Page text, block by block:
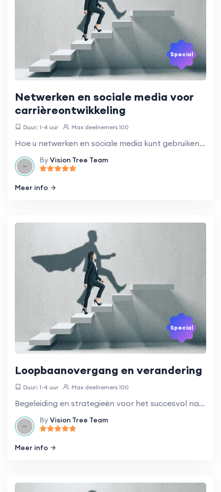
Special
Netwerken en sociale media voor
carrièreontwikkeling
Duur: 1-4 uur Max deelnemers 100
Hoe u netwerken en sociale media kunt gebruiken om uw carrière te bevorderen.
ByVision Tree Team
Meer info
Special
Loopbaanovergang en verandering
Duur: 1-4 uur Max deelnemers 100
Begeleiding en strategieën voor het succesvol navigeren door een carrièreverandering.
ByVision Tree Team
Meer info